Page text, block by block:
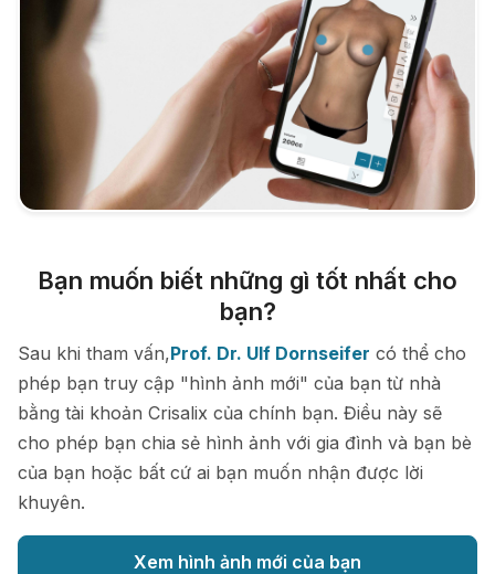
Bạn muốn biết những gì tốt nhất cho
bạn?
Sau khi tham vấn,Prof. Dr. Ulf Dornseifer có thể cho
phép bạn truy cập "hình ảnh mới" của bạn từ nhà
bằng tài khoản Crisalix của chính bạn. Điều này sẽ
cho phép bạn chia sẻ hình ảnh với gia đình và bạn bè
của bạn hoặc bất cứ ai bạn muốn nhận được lời
khuyên.
Xem hình ảnh mới của bạn